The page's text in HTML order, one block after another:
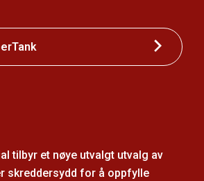
tilbyr et nøye utvalgt utvalg av
skreddersydd for å oppfylle